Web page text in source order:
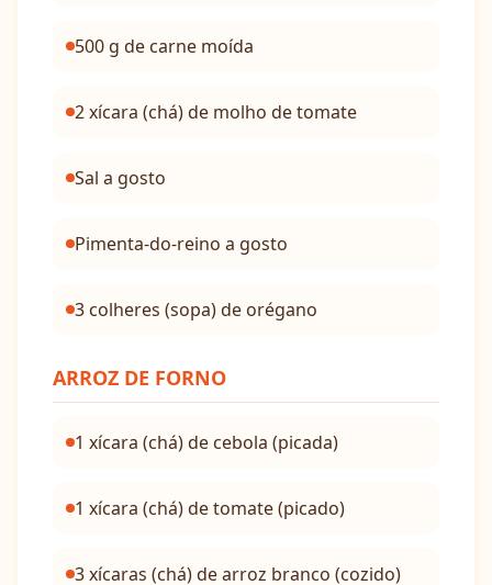
500 g de carne moída
2 xícara (chá) de molho de tomate
Sal a gosto
Pimenta-do-reino a gosto
3 colheres (sopa) de orégano
ARROZ DE FORNO
1 xícara (chá) de cebola (picada)
1 xícara (chá) de tomate (picado)
3 xícaras (chá) de arroz branco (cozido)